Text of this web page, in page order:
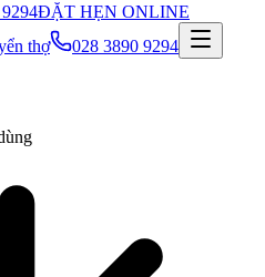
ĐẶT HẸN ONLINE
thợ
028 3890 9294